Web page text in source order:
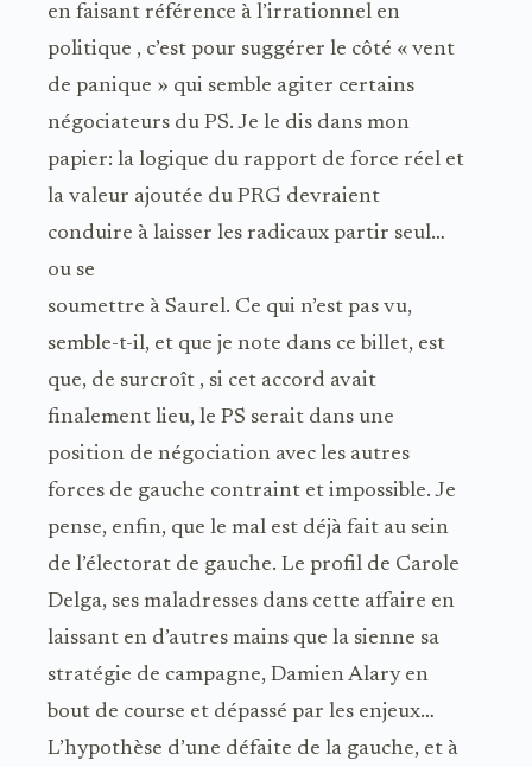
en faisant référence à l’irrationnel en
politique , c’est pour suggérer le côté « vent
de panique » qui semble agiter certains
négociateurs du PS. Je le dis dans mon
papier: la logique du rapport de force réel et
la valeur ajoutée du PRG devraient
conduire à laisser les radicaux partir seul…
ou se
soumettre à Saurel. Ce qui n’est pas vu,
semble-t-il, et que je note dans ce billet, est
que, de surcroît , si cet accord avait
finalement lieu, le PS serait dans une
position de négociation avec les autres
forces de gauche contraint et impossible. Je
pense, enfin, que le mal est déjà fait au sein
de l’électorat de gauche. Le profil de Carole
Delga, ses maladresses dans cette affaire en
laissant en d’autres mains que la sienne sa
stratégie de campagne, Damien Alary en
bout de course et dépassé par les enjeux…
L’hypothèse d’une défaite de la gauche, et à